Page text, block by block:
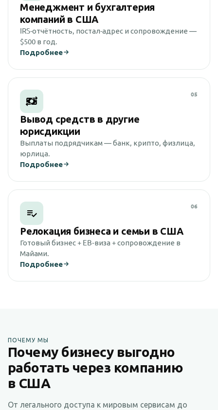
Менеджмент и бухгалтерия
компаний в США
IRS-отчётность, постал-адрес и сопровождение —
$500 в год.
Подробнее
05
Вывод средств в другие
юрисдикции
Выплаты подрядчикам — банк, крипто, физлица,
юрлица.
Подробнее
06
Релокация бизнеса и семьи в США
Готовый бизнес + EB‑виза + сопровождение в
Майами.
Подробнее
ПОЧЕМУ МЫ
Почему бизнесу выгодно
работать через компанию
в США
От легального доступа к мировым сервисам до